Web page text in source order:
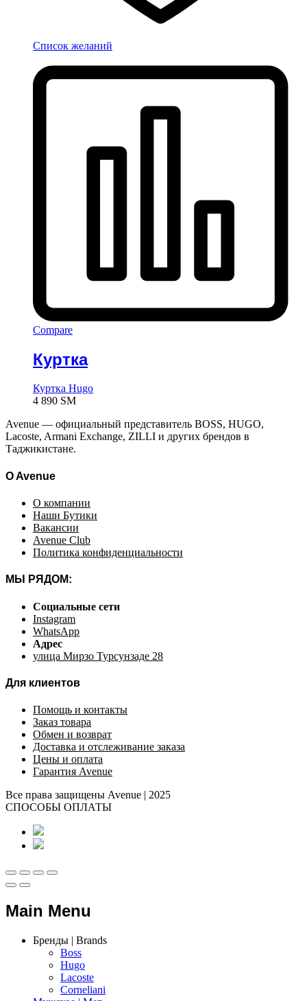
Список желаний
Compare
Куртка
Куртка Hugo
4 890 ЅМ
Avenue — официальный представитель BOSS, HUGO,
Lacoste, Armani Exchange, ZILLI и других брендов в
Таджикистане.
O Avenue
О компании
Наши Бутики
Вакансии
Avenue Club
Политика конфиденциальности
МЫ РЯДОМ:
Социальные сети
Instagram
WhatsApp
Адрес
улица Мирзо Турсунзаде 28
Для клиентов
Помощь и контакты
Заказ товара
Обмен и возврат
Доставка и отслеживание заказа
Цены и оплата
Гарантия Avenue
Все права защищены Avenue | 2025
СПОСОБЫ ОПЛАТЫ
Main Menu
Бренды | Brands
Boss
Hugo
Lacoste
Corneliani